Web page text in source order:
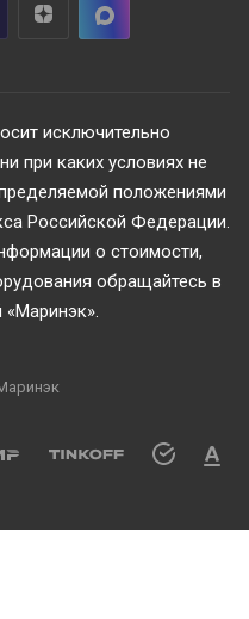
исключительно
при каких условиях не
положениями
Российской Федерации.
о стоимости,
обращайтесь в
«Маринэк».